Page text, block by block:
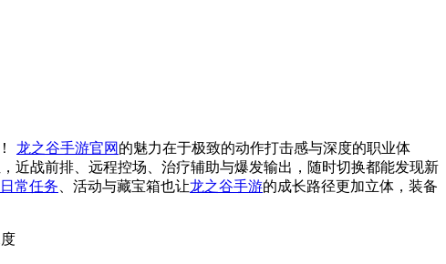
龙之谷手游官网 的魅力在于极致的动作打击感与深度的职业体
近战前排、远程控场、治疗辅助与爆发输出，随时切换都能发现新
日常任务 、活动与藏宝箱也让龙之谷手游的成长路径更加立体，装备